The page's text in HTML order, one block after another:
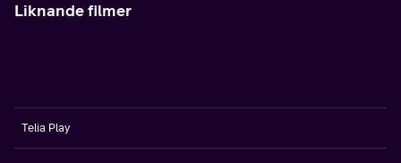
Liknande filmer
Telia Play